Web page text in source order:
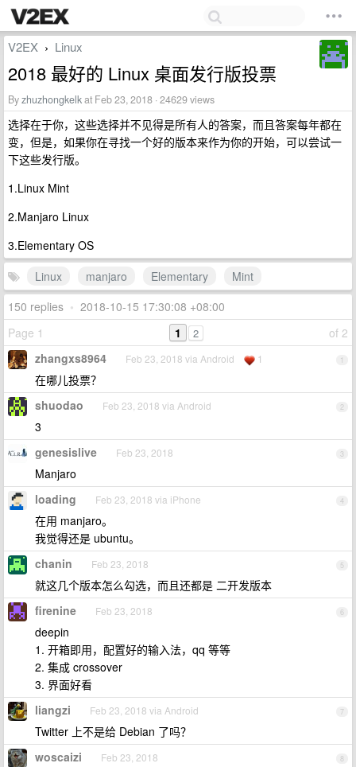
V2EX › Linux
2018 最好的 Linux 桌面发行版投票
Byzhuzhongkelkat Feb 23, 2018 · 24629 views
选择在于你，这些选择并不见得是所有人的答案，而且答案每年都在
变，但是，如果你在寻找一个好的版本来作为你的开始，可以尝试一
下这些发行版。
1.Linux Mint
2.Manjaro Linux
3.Elementary OS
Linux
manjaro Elementary
Mint
150 replies • 2018-10-15 17:30:08 +08:00
Page 1
of 2
1 2
1
zhangxs8964 Feb 23, 2018 via Android 1
在哪儿投票？
2
shuodao Feb 23, 2018 via Android
3
3
genesislive Feb 23, 2018
Manjaro
4
loading Feb 23, 2018 via iPhone
在用 manjaro。
我觉得还是 ubuntu。
5
chanin Feb 23, 2018
就这几个版本怎么勾选，而且还都是 二开发版本
6
firenine Feb 23, 2018
deepin
1. 开箱即用，配置好的输入法，qq 等等
2. 集成 crossover
3. 界面好看
7
liangzi Feb 23, 2018 via Android
Twitter 上不是给 Debian 了吗？
8
woscaizi Feb 23, 2018